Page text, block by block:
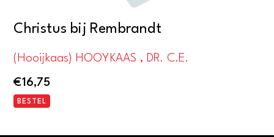
Christus bij Rembrandt
(Hooijkaas) HOOYKAAS , DR. C.E.
€16,75
BESTEL